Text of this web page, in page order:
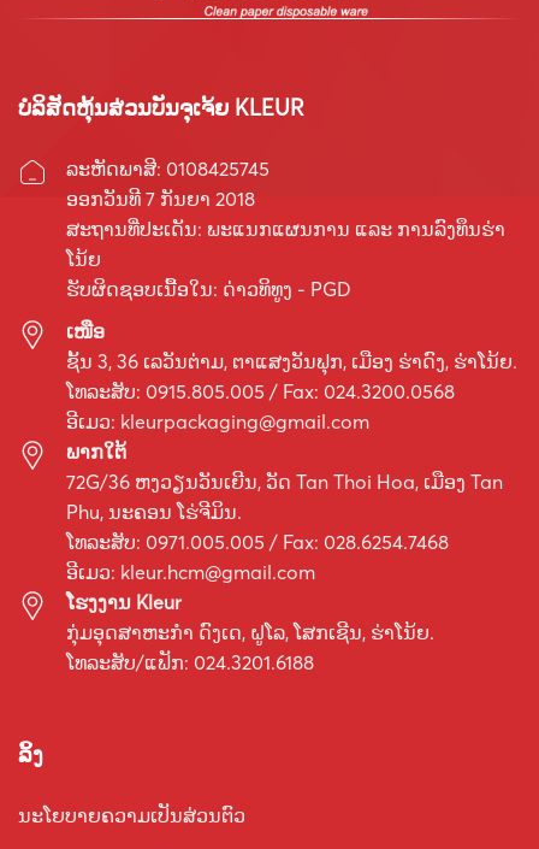
ບໍລິສັດຫຸ້ນສ່ວນບັນຈຸເຈ້ຍ KLEUR
ລະຫັດພາສີ: 0108425745
ອອກວັນທີ 7 ກັນຍາ 2018
ສະຖານທີ່ປະເດັນ: ພະແນກແຜນການ ແລະ ການລົງທຶນຮ່າ
ໂນ້ຍ
ຮັບຜິດຊອບເນື້ອໃນ: ດ່າວທິທູງ - PGD
ເໜືອ
ຊັ້ນ 3, 36 ເລ​ວັນ​ຕ່າມ, ຕາ​ແສງ​ວັນ​ຟຸກ, ເມືອງ ຮ່າ​ດົງ, ຮ່າ​ໂນ້ຍ.
ໂທລະສັບ: 0915.805.005 / Fax: 024.3200.0568
ອີເມວ: kleurpackaging@gmail.com
ພາກໃຕ້
72G/36 ຫງວຽນວັນເຍີນ, ວັດ Tan Thoi Hoa, ເມືອງ Tan
Phu, ນະຄອນ ໂຮ່ຈີມິນ.
ໂທລະສັບ: 0971.005.005 / Fax: 028.6254.7468
ອີເມວ: kleur.hcm@gmail.com
ໂຮງງານ Kleur
ກຸ່ມ​ອຸດ​ສາ​ຫະ​ກຳ ດົງ​ເດ, ຝູ​ໂລ, ໂສກ​ເຊີນ, ຮ່າ​ໂນ້ຍ.
ໂທລະສັບ/ແຟັກ: 024.3201.6188
ລິ້ງ
ນະໂຍບາຍຄວາມເປັນສ່ວນຕົວ